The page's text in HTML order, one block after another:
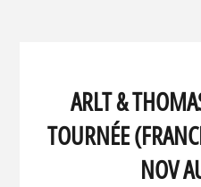
ARLT &
TOURNÉE
NOV